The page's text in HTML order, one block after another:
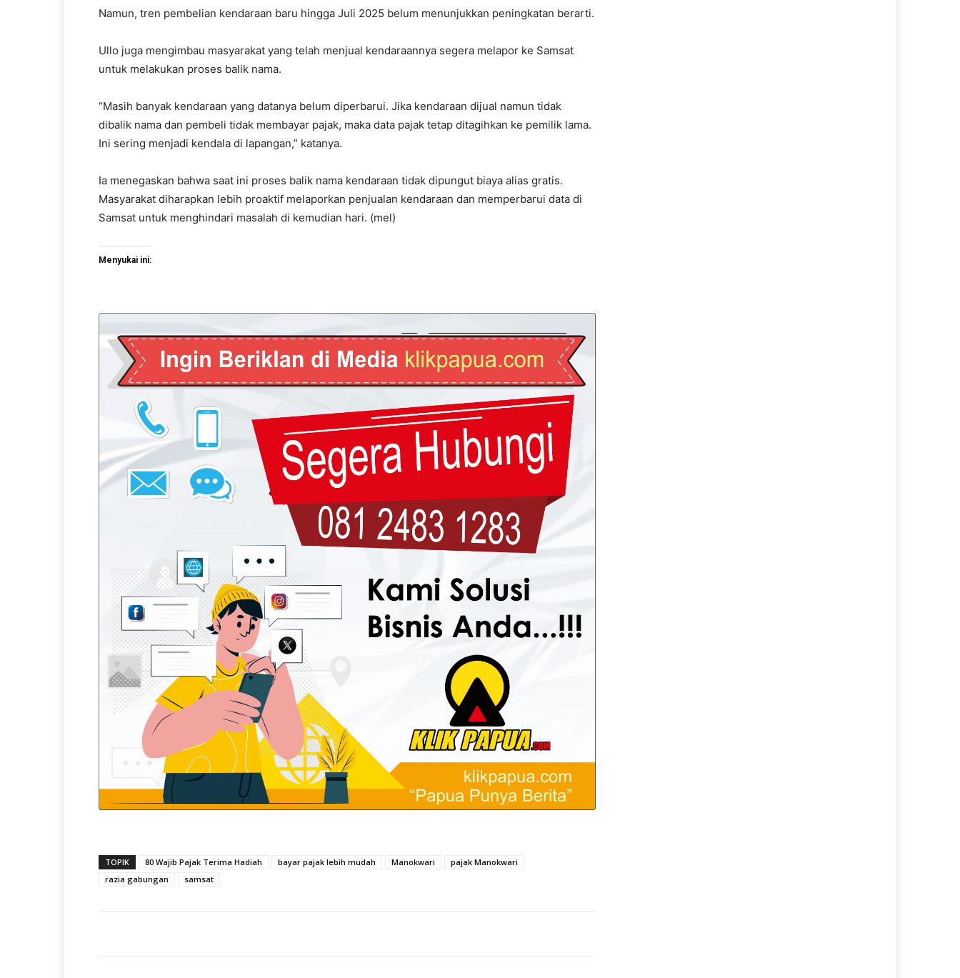
Namun, tren pembelian kendaraan baru hingga Juli 2025 belum menunjukkan peningkatan berarti.
Ullo juga mengimbau masyarakat yang telah menjual kendaraannya segera melapor ke Samsat
untuk melakukan proses balik nama.
“Masih banyak kendaraan yang datanya belum diperbarui. Jika kendaraan dijual namun tidak
dibalik nama dan pembeli tidak membayar pajak, maka data pajak tetap ditagihkan ke pemilik lama.
Ini sering menjadi kendala di lapangan,” katanya.
Ia menegaskan bahwa saat ini proses balik nama kendaraan tidak dipungut biaya alias gratis.
Masyarakat diharapkan lebih proaktif melaporkan penjualan kendaraan dan memperbarui data di
Samsat untuk menghindari masalah di kemudian hari. (mel)
Menyukai ini:
TOPIK 80 Wajib Pajak Terima Hadiah bayar pajak lebih mudah Manokwari
pajak Manokwari
razia gabungan
samsat